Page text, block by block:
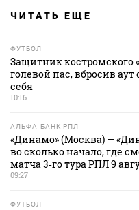
ЧИТАТЬ ЕЩЕ
ФУТБОЛ
Защитник костромского
голевой пас, вбросив
себя
10:16
АЛЬФА-БАНК РПЛ
«Динамо» (Москва) —
во сколько начало, где
матча 3‑го тура РПЛ 9
09:27
ФУТБОЛ